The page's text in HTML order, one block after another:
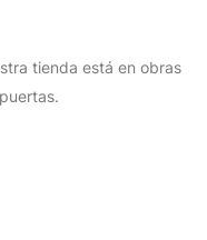
tienda está en obras